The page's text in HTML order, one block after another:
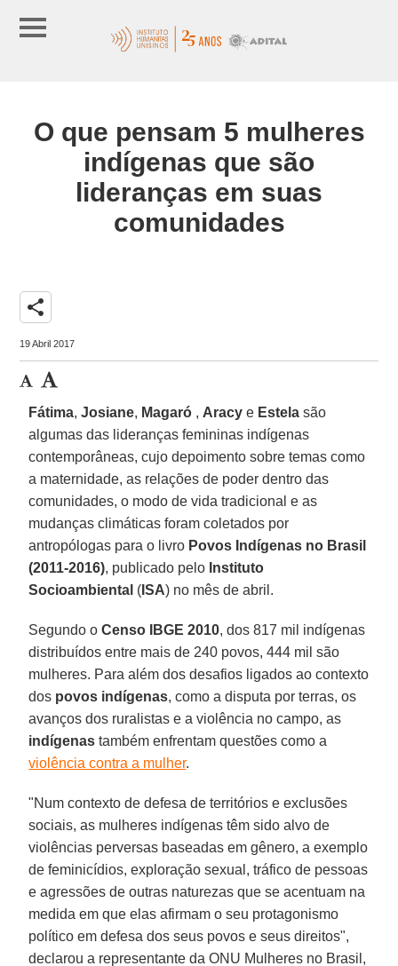
O que pensam 5 mulheres
indígenas que são
lideranças em suas
comunidades
share
19 Abril 2017
Fátima,Josiane, Magaró , Aracy e Estela são
algumas das lideranças femininas indígenas
contemporâneas, cujo depoimento sobre temas como
a maternidade, as relações de poder dentro das
comunidades, o modo de vida tradicional e as
mudanças climáticas foram coletados por
antropólogas para o livro Povos Indígenas no Brasil
(2011-2016), publicado pelo Instituto
Socioambiental ( ISA) no mês de abril.
Segundo oCenso IBGE 2010, dos 817 mil indígenas
distribuídos entre mais de 240 povos, 444 mil são
mulheres. Para além dos desafios ligados ao contexto
dos povos indígenas, como a disputa por terras, os
avanços dos ruralistas e a violência no campo, as
indígenas também enfrentam questões como a
violência contra a mulher.
"Num contexto de defesa de territórios e exclusões
sociais, as mulheres indígenas têm sido alvo de
violências perversas baseadas em gênero, a exemplo
de feminicídios, exploração sexual, tráfico de pessoas
e agressões de outras naturezas que se acentuam na
medida em que elas afirmam o seu protagonismo
político em defesa dos seus povos e seus direitos",
declarou a representante da ONU Mulheres no Brasil,